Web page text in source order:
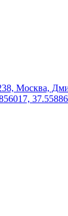
Москва,